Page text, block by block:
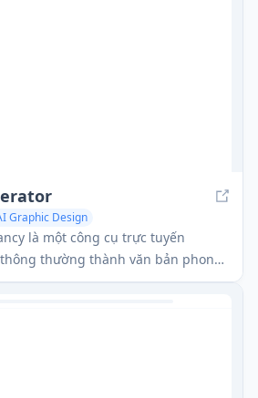
Graphic Design
là một công cụ trực tuyến
thường thành văn bản phong
các ký tự và ký hiệu Unicode để sử
và các nền tảng khác.